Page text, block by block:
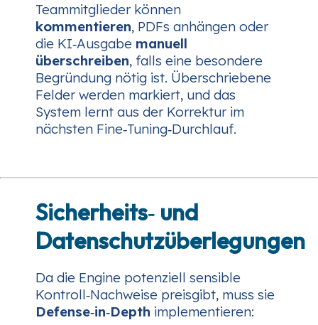
Teammitglieder können
kommentieren, PDFs anhängen oder
die KI‑Ausgabe manuell
überschreiben, falls eine besondere
Begründung nötig ist. Überschriebene
Felder werden markiert, und das
System lernt aus der Korrektur im
nächsten Fine‑Tuning‑Durchlauf.
Sicherheits‑ und
Datenschutzüberlegungen
Da die Engine potenziell sensible
Kontroll‑Nachweise preisgibt, muss sie
Defense‑in‑Depth implementieren: